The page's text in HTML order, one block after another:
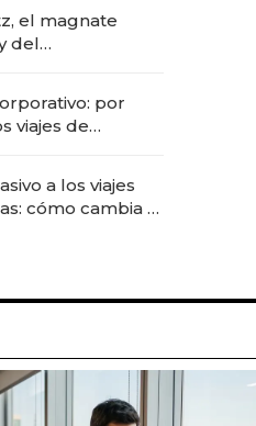
el magnate
del
por
viajes de
a los viajes
cómo cambia el